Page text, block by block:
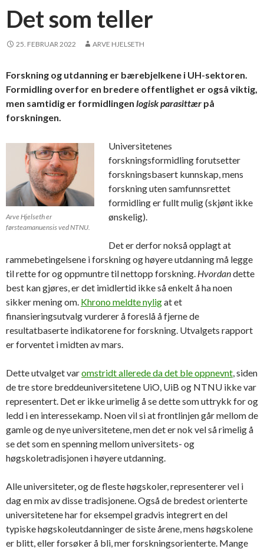
Det som teller
25. FEBRUAR 2022 ARVE HJELSETH
Forskning og utdanning er bærebjelkene i UH-sektoren.
Formidling overfor en bredere offentlighet er også viktig,
men samtidig er formidlingen logisk parasittær på
forskningen.
Arve Hjelseth er
førsteamanuensis ved NTNU.
Universitetenes
forskningsformidling forutsetter
forskningsbasert kunnskap, mens
forskning uten samfunnsrettet
formidling er fullt mulig (skjønt ikke
ønskelig).
Det er derfor nokså opplagt at
rammebetingelsene i forskning og høyere utdanning må legge
til rette for og oppmuntre til nettopp forskning. Hvordandette
best kan gjøres, er det imidlertid ikke så enkelt å ha noen
sikker mening om. Khrono meldte nyligat et
finansieringsutvalg vurderer å foreslå å fjerne de
resultatbaserte indikatorene for forskning. Utvalgets rapport
er forventet i midten av mars.
Dette utvalget varomstridt allerede da det ble oppnevnt, siden
de tre store breddeuniversitetene UiO, UiB og NTNU ikke var
representert. Det er ikke urimelig å se dette som uttrykk for og
ledd i en interessekamp. Noen vil si at frontlinjen går mellom de
gamle og de nye universitetene, men det er nok vel så rimelig å
se det som en spenning mellom universitets- og
høgskoletradisjonen i høyere utdanning.
Alle universiteter, og de fleste høgskoler, representerer vel i
dag en mix av disse tradisjonene. Også de bredest orienterte
universitetene har for eksempel gradvis integrert en del
typiske høgskoleutdanninger de siste årene, mens høgskolene
er blitt, eller forsøker å bli, mer forskningsorienterte. Mange